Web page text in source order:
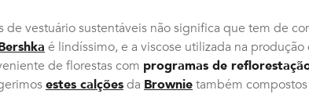
de vestuário sustentáveis não significa que tem de
é lindíssimo, e a viscose utilizada na
de florestas com programas de
estes calçõesda Brownietambém